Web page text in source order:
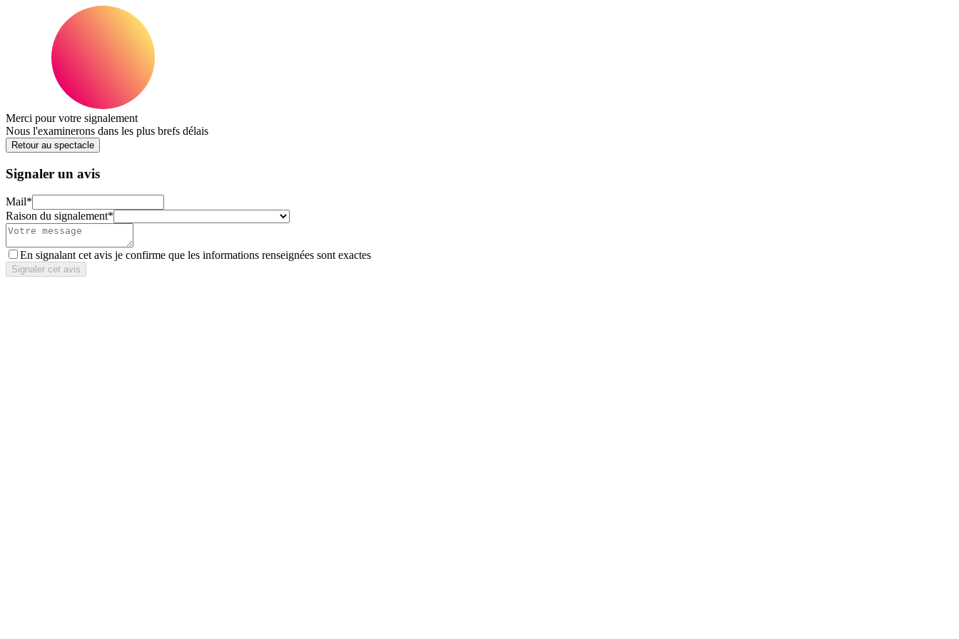
Merci pour votre signalement
Nous l'examinerons dans les plus brefs délais
Retour au spectacle
Signaler un avis
Mail*
Raison du signalement*
En signalant cet avis je confirme que les informations renseignées sont exactes
Signaler cet avis